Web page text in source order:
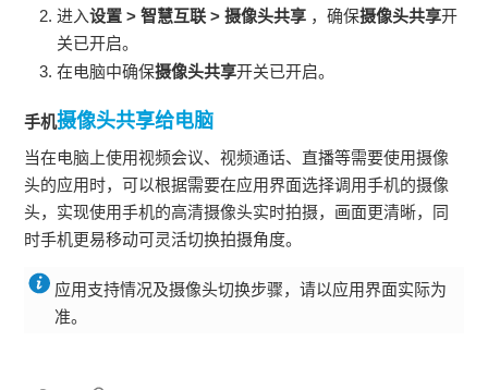
进入设置 >智慧互联 >摄像头共享 ，确保摄像头共享开
关已开启。
在电脑中确保摄像头共享开关已开启。
手机摄像头共享给电脑
当在电脑上使用视频会议、视频通话、直播等需要使用摄像
头的应用时，可以根据需要在应用界面选择调用手机的摄像
头，实现使用手机的高清摄像头实时拍摄，画面更清晰，同
时手机更易移动可灵活切换拍摄角度。
应用支持情况及摄像头切换步骤，请以应用界面实际为
准。